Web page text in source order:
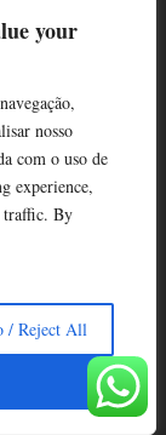
your
nosso
com o uso de
experience,
traffic. By
/ Reject All